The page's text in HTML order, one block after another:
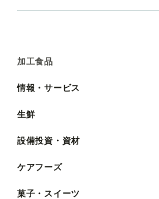
加工食品
情報・サービス
生鮮
設備投資・資材
ケアフーズ
菓子・スイーツ